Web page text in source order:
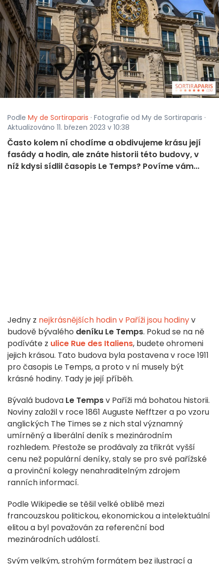
Podle My de Sortiraparis · Fotografie od My de Sortiraparis ·
Aktualizováno 11. březen 2023 v 10:38
Často kolem ní chodíme a obdivujeme krásu její
fasády a hodin, ale znáte historii této budovy, v
níž kdysi sídlil časopis Le Temps? Povíme vám...
Jedny z nejkrásnějších hodin v Paříži jsou hodinyv
budově bývalého deníku Le Temps. Pokud se na ně
podíváte z ulice Rue des Italiens, budete ohromeni
jejich krásou. Tato budova byla postavena v roce 1911
pro časopis Le Temps, a proto v ní musely být
krásné hodiny. Tady je její příběh.
Bývalá budova Le Tempsv Paříži má bohatou historii.
Noviny založil v roce 1861 Auguste Nefftzer a po vzoru
anglických The Times se z nich stal významný
umírněný a liberální deník s mezinárodním
rozhledem. Přestože se prodávaly za třikrát vyšší
cenu než populární deníky, staly se pro své pařížské
a provinční kolegy nenahraditelným zdrojem
ranních informací.
Podle Wikipedie se těšil velké oblibě mezi
francouzskou politickou, ekonomickou a intelektuální
elitou a byl považován za referenční bod
mezinárodních událostí.
Svým velkým, strohým formátem bez ilustrací a